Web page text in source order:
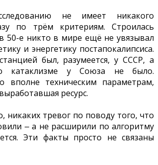
не имеет никакого
по трём критериям. Строилась
50-е никто в мире ещё не увязывал
и энергетику постапокалипсиса.
был, разумеется, у СССР, а
катаклизме у Союза не было.
вполне техническим параметрам,
ресурс.
никаких тревог по поводу того, что
‒ а не расширили по алгоритму
Эти факты просто не связаны